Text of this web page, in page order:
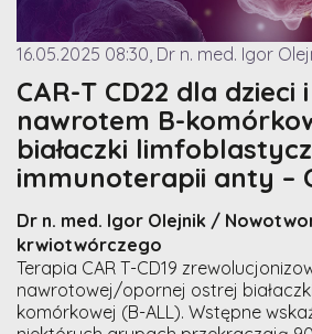
16.05.2025 08:30, Dr n. med. Igor
CAR-T CD22 dla dzieci
nawrotem B-
białaczki
immunoterapii anty –
Dr n. med. Igor Olejnik /
krwiotwórczego
Terapia CAR T-CD19
nawrotowej/opornej ostrej
komórkowej (B-ALL). Wstępne